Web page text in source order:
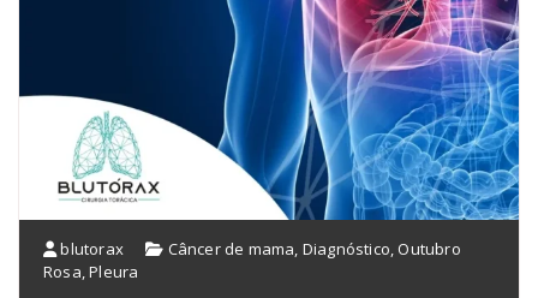
blutorax Câncer de mama Diagnóstico Outubro
Rosa ,Pleura